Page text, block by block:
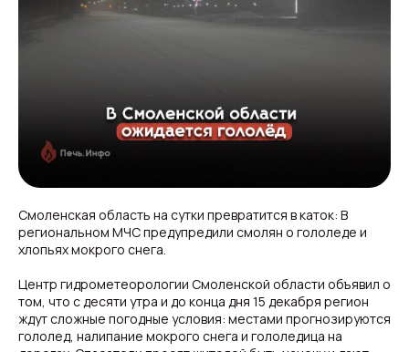
Смоленская область на сутки превратится в каток: В
региональном МЧС предупредили смолян о гололеде и
хлопьях мокрого снега.
Центр гидрометеорологии Смоленской области объявил о
том, что с десяти утра и до конца дня 15 декабря регион
ждут сложные погодные условия: местами прогнозируются
гололед, налипание мокрого снега и гололедица на